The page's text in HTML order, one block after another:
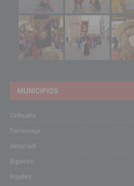
MUNICIPIOS
Orihuela
Torrevieja
Almoradí
Bigastro
Rojales